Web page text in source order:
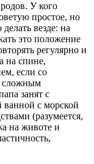
У кого
простое, но
везде: на
это положение
регулярно и
на спине,
если со
сложным
занят с
с морской
(разумеется,
на животе и